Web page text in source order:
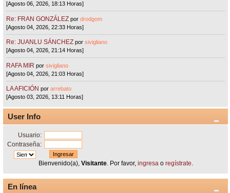
[Agosto 06, 2026, 18:13 Horas]
Re: FRAN GONZÁLEZ pordrodgom
[Agosto 04, 2026, 22:33 Horas]
Re: JUANLU SÁNCHEZ porsivigliano
[Agosto 04, 2026, 21:14 Horas]
RAFA MIR porsivigliano
[Agosto 04, 2026, 21:03 Horas]
LA AFICIÓN porarrebato
[Agosto 03, 2026, 13:11 Horas]
User Info
Usuario:
Contraseña:
Bienvenido(a), Visitante. Por favor, ingresao regístrate.
En línea